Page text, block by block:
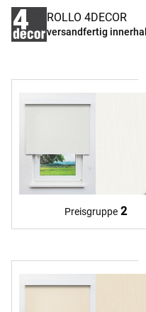
ROLLO 4DECOR
versandfertig
Preisgruppe 2